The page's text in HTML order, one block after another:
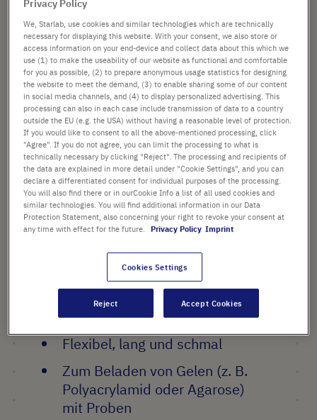
springen
PRODUKT HIGHLIGHTS
Flexibel, lang und schmal
Zum Beladen von Gelen (z. B.
Polyacrylamid oder Agarose)
mit Proben
lang und 0,20 mm dick)
Art. Nr.
I1011-2600
86,19 €
Preis ist der Listenpreis. [*zzgl. MwSt. und Versandkosten]
Verfügbarkeit prüfen zzgl.Versand
- +
In
den
Warenkorb
200 Tips (1 Rack × 200 Tips)
Privacy Policy
We, Starlab, use cookies and similar technologies which are technically
necessary for displaying this website. With your consent, we also store or
access information on your end-device and collect data about this which we
use (1) to make the useability of our website as functional and comfortable
for you as possible, (2) to prepare anonymous usage statistics for designing
the website to meet the demand, (3) to enable sharing some of our content
in social media channels, and (4) to display personalized advertising. This
processing can also in each case include transmission of data to a country
outside the EU (e.g. the USA) without having a reasonable level of protection.
If you would like to consent to all the above-mentioned processing, click
"Agree". If you do not agree, you can limit the processing to what is
technically necessary by clicking "Reject". The processing and recipients of
the data are explained in more detail under "Cookie Settings", and you can
declare a differentiated consent for individual purposes of the processing.
You will also find there or in ourCookie Info a list of all used cookies and
similar technologies. You will find additional information in our Data
Protection Statement, also concerning your right to revoke your consent at
any time with effect for the future.
Privacy Policy Imprint
Cookies Settings
Reject Accept Cookies